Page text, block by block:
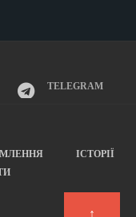
TELEGRAM
ІСТОРІЇ
↑